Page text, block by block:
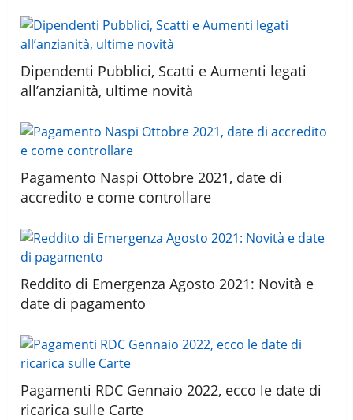
Dipendenti Pubblici, Scatti e Aumenti legati
all’anzianità, ultime novità
Pagamento Naspi Ottobre 2021, date di
accredito e come controllare
Reddito di Emergenza Agosto 2021: Novità e
date di pagamento
Pagamenti RDC Gennaio 2022, ecco le date di
ricarica sulle Carte